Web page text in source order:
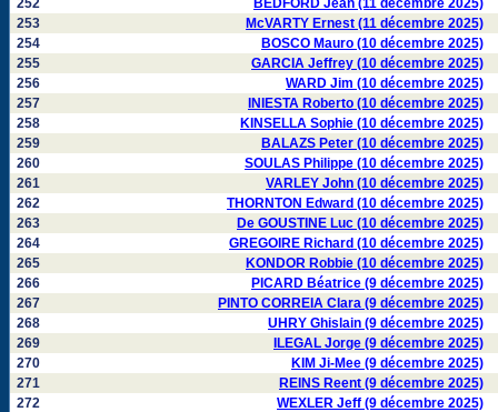
252
BEDFORD Jean (11 décembre 2025)
253
McVARTY Ernest (11 décembre 2025)
254
BOSCO Mauro (10 décembre 2025)
255
GARCIA Jeffrey (10 décembre 2025)
256
WARD Jim (10 décembre 2025)
257
INIESTA Roberto (10 décembre 2025)
258
KINSELLA Sophie (10 décembre 2025)
259
BALAZS Peter (10 décembre 2025)
260
SOULAS Philippe (10 décembre 2025)
261
VARLEY John (10 décembre 2025)
262
THORNTON Edward (10 décembre 2025)
263
De GOUSTINE Luc (10 décembre 2025)
264
GREGOIRE Richard (10 décembre 2025)
265
KONDOR Robbie (10 décembre 2025)
266
PICARD Béatrice (9 décembre 2025)
267
PINTO CORREIA Clara (9 décembre 2025)
268
UHRY Ghislain (9 décembre 2025)
269
ILEGAL Jorge (9 décembre 2025)
270
KIM Ji-Mee (9 décembre 2025)
271
REINS Reent (9 décembre 2025)
272
WEXLER Jeff (9 décembre 2025)